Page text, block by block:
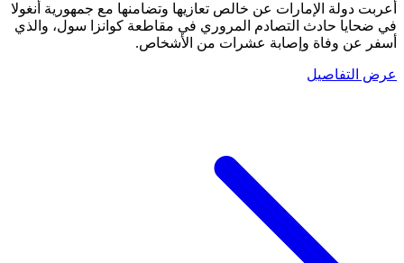
أعربت دولة الإمارات عن خالص تعازيها وتضامنها مع جمهورية أنغولا
في ضحايا حادث التصادم المروري في مقاطعة كوانزا سول، والذي
أسفر عن وفاة وإصابة عشرات من الأشخاص.
عرض التفاصيل